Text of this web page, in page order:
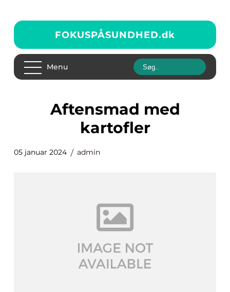
FOKUSPÅSUNDHED.dk
Menu
aftensmad med
kartofler
05 januar 2024 admin